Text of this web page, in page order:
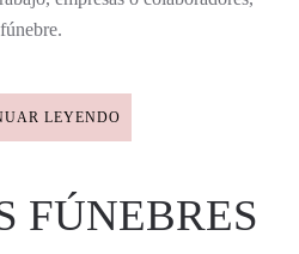
LEYENDO
FÚNEBRES